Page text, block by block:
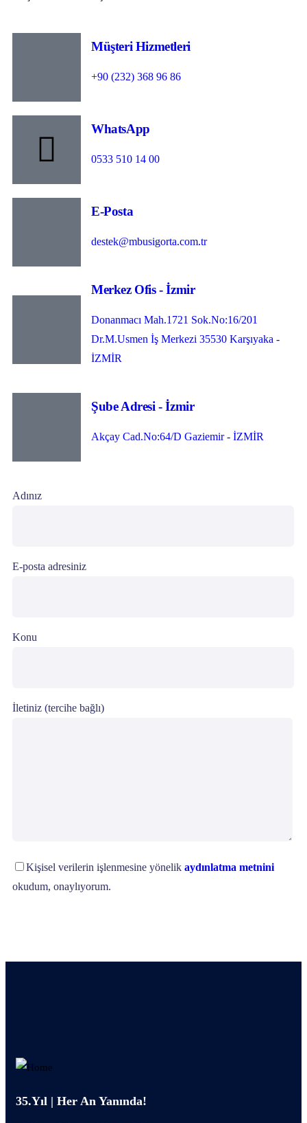
Müşteri Hizmetleri
+90 (232) 368 96 86
WhatsApp
0533 510 14 00
E-Posta
destek@mbusigorta.com.tr
Merkez Ofis - İzmir
Donanmacı Mah.1721 Sok.No:16/201
Dr.M.Usmen İş Merkezi 35530 Karşıyaka -
İZMİR
Şube Adresi - İzmir
Akçay Cad.No:64/D Gaziemir - İZMİR
Adınız
E-posta adresiniz
Konu
İletiniz (tercihe bağlı)
Kişisel verilerin işlenmesine yönelik aydınlatma metnini
okudum, onaylıyorum.
35.Yıl | Her An Yanında!